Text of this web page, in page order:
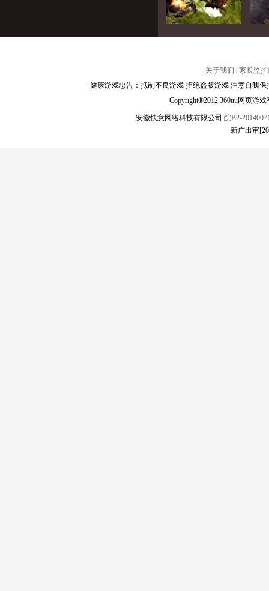
关于我们
家长监
健康游戏忠告：抵制不良游戏 拒绝盗版游戏 注意自我
Copyright®2012 360uu网页游
安徽快意网络科技有限公司 皖B2-
新广出审